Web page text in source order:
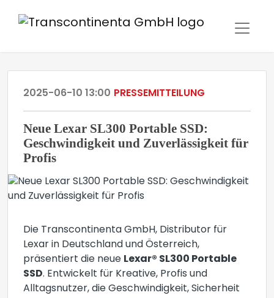
2025-06-10 13:00 PRESSEMITTEILUNG
Neue Lexar SL300 Portable SSD:
Geschwindigkeit und Zuverlässigkeit für
Profis
Die Transcontinenta GmbH, Distributor für
Lexar in Deutschland und Österreich,
präsentiert die neue Lexar® SL300 Portable
SSD. Entwickelt für Kreative, Profis und
Alltagsnutzer, die Geschwindigkeit, Sicherheit